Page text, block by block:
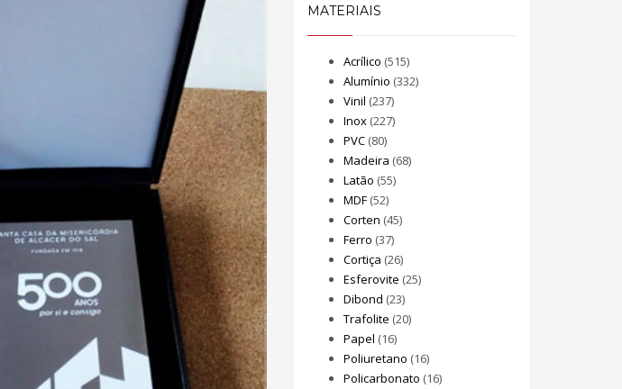
MATERIAIS
Acrílico (515)
Alumínio (332)
Vinil (237)
Inox(227)
PVC(80)
Madeira (68)
Latão (55)
MDF(52)
Corten (45)
Ferro (37)
Cortiça (26)
Esferovite (25)
Dibond (23)
Trafolite (20)
Papel (16)
Poliuretano (16)
Policarbonato (16)